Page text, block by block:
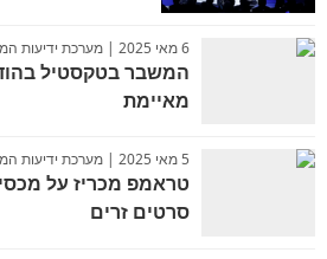
6 מאי 2025 | מערכת ידיעות המחר
המשבר בטקסטיל
מאיימת
5 מאי 2025 | מערכת ידיעות המחר
סרטים זרים